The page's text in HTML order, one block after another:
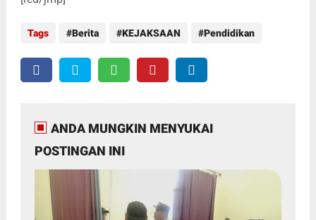
Tags Berita KEJAKSAAN Pendidikan
ANDA MUNGKIN MENYUKAI
POSTINGAN INI